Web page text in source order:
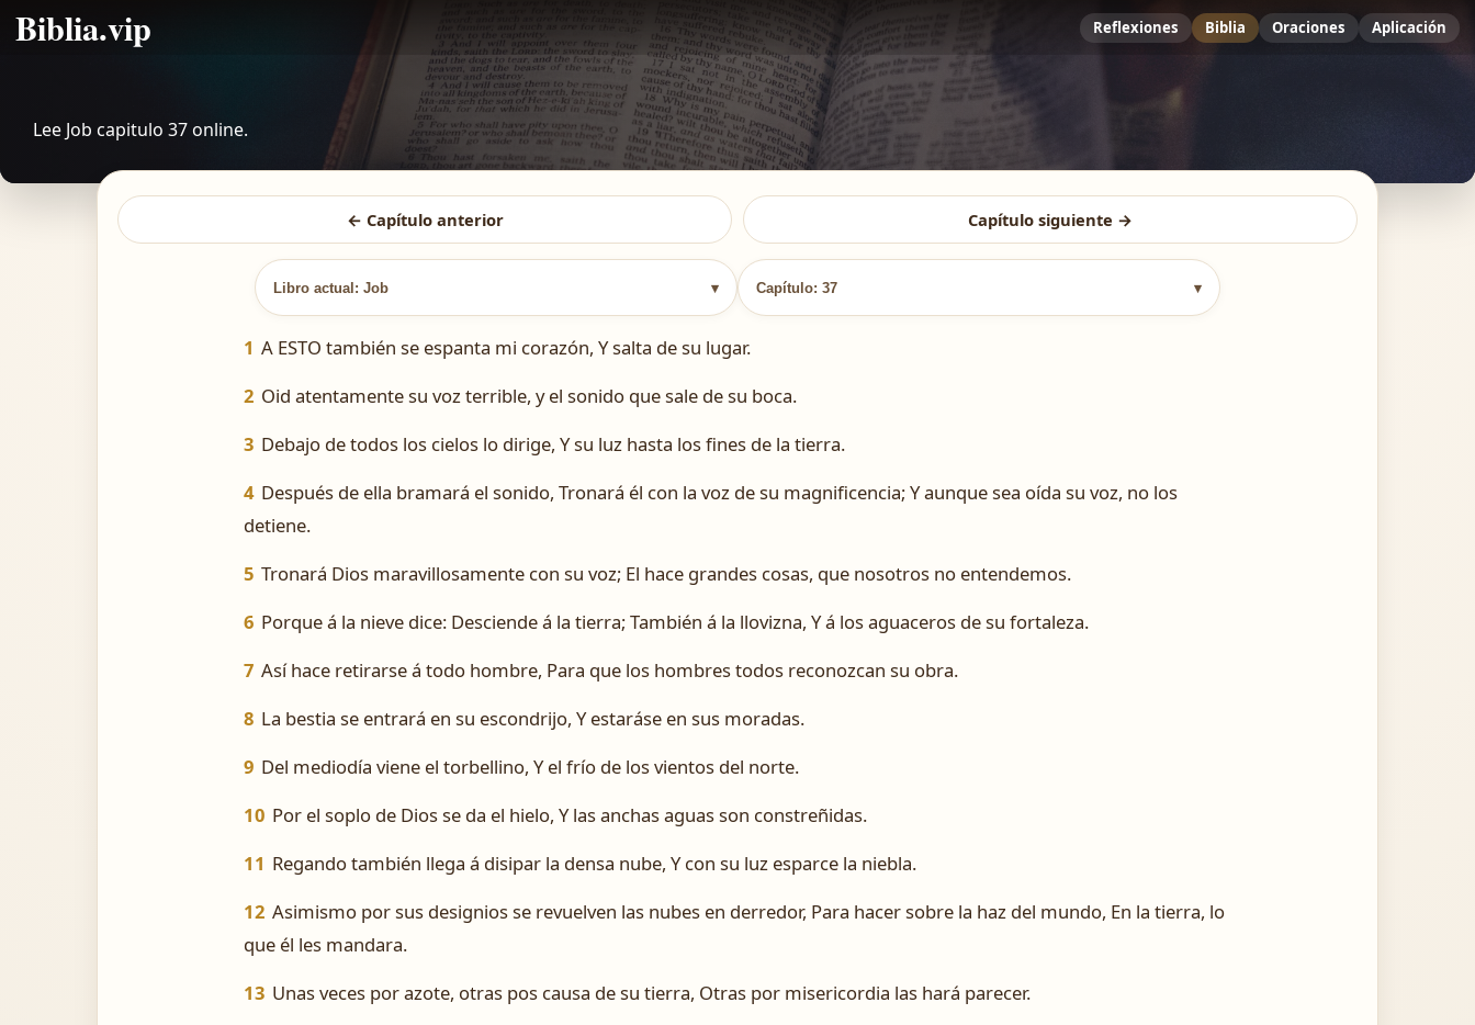
Biblia.vip Reflexiones Biblia Oraciones Aplicación
Lee Job capitulo 37 online.
← Capítulo anterior Capítulo siguiente →
Libro actual: Job ▾ Capítulo: 37 ▾
1 A ESTO también se espanta mi corazón, Y salta de su lugar.
2 Oid atentamente su voz terrible, y el sonido que sale de su boca.
3 Debajo de todos los cielos lo dirige, Y su luz hasta los fines de la tierra.
4 Después de ella bramará el sonido, Tronará él con la voz de su magnificencia; Y aunque sea oída su voz, no los
detiene.
5 Tronará Dios maravillosamente con su voz; El hace grandes cosas, que nosotros no entendemos.
6 Porque á la nieve dice: Desciende á la tierra; También á la llovizna, Y á los aguaceros de su fortaleza.
7 Así hace retirarse á todo hombre, Para que los hombres todos reconozcan su obra.
8 La bestia se entrará en su escondrijo, Y estaráse en sus moradas.
9 Del mediodía viene el torbellino, Y el frío de los vientos del norte.
10 Por el soplo de Dios se da el hielo, Y las anchas aguas son constreñidas.
11 Regando también llega á disipar la densa nube, Y con su luz esparce la niebla.
12 Asimismo por sus designios se revuelven las nubes en derredor, Para hacer sobre la haz del mundo, En la tierra, lo
que él les mandara.
13 Unas veces por azote, otras pos causa de su tierra, Otras por misericordia las hará parecer.